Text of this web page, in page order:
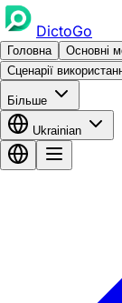
DictoGo
Головна Основні
Сценарії
Більше
Ukrainian